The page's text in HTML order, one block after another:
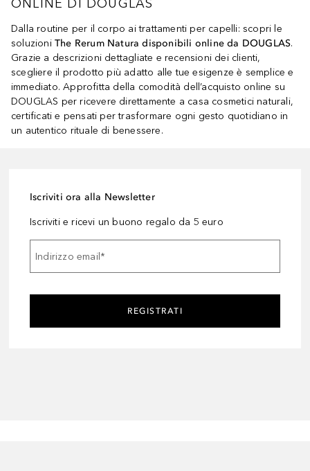
ONLINE DI DOUGLAS
Dalla routine per il corpo ai trattamenti per capelli: scopri le
soluzioniThe Rerum Natura disponibili online da DOUGLAS.
Grazie a descrizioni dettagliate e recensioni dei clienti,
scegliere il prodotto più adatto alle tue esigenze è semplice e
immediato. Approfitta della comodità dell’acquisto online su
DOUGLAS per ricevere direttamente a casa cosmetici naturali,
certificati e pensati per trasformare ogni gesto quotidiano in
un autentico rituale di benessere.
Iscriviti ora alla Newsletter
Iscriviti e ricevi un buono regalo da 5 euro
Indirizzo email *
REGISTRATI